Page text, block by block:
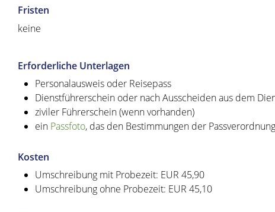
Fristen
keine
Erforderliche Unterlagen
Personalausweis oder Reisepass
Dienstführerschein oder nach Ausscheiden aus dem
ziviler Führerschein (wenn vorhanden)
ein Passfoto, das den Bestimmungen der
Kosten
Umschreibung mit Probezeit: EUR 45,90
Umschreibung ohne Probezeit: EUR 45,10